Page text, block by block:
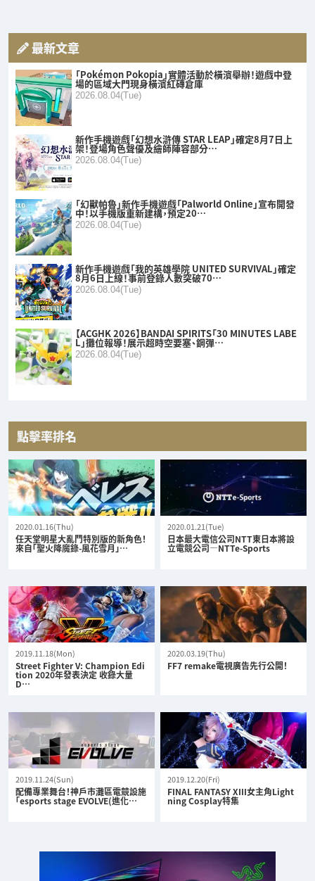
最新文章
「Pokémon Pokopia」實體活動於橫濱舉辦！遊戲中登
場的區域大門現身橫濱紅磚倉庫
2026.08.04(Tue)
新作手機遊戲「幻想水滸傳 STAR LEAP」確定8月7日上
架！登場角色聲優及繪師陣容部分…
2026.08.04(Tue)
「幻獸帕魯」新作手機遊戲「Palworld Online」宣布開發
中！以手機版重新建構，預定20…
2026.08.04(Tue)
新作手機遊戲「我的英雄學院 UNITED SURVIVAL」確定
8月6日上線！事前登錄人數突破70…
2026.08.04(Tue)
【ACGHK 2026】BANDAI SPIRITS「30 MINUTES LABE
L」攤位報導！展示超時空要塞、鋼彈…
2026.08.04(Tue)
點擊率排名
2020.01.16(Thu)
任天堂明星大亂鬥特別版的新角色！
來自「聖火降魔錄-風花雪月」…
2020.01.21(Tue)
日本最大電信公司NTT東日本將設
立電競公司—NTTe-Sports
2019.11.18(Mon)
Street Fighter V: Champion Edi
tion 2020年發表決定 收錄大量
D…
2020.03.19(Thu)
FF7 remake電視廣告先行公開！
2019.11.24(Sun)
配備專業舞台！神戶市灘區電競設施
「esports stage EVOLVE(進化…
2019.12.20(Fri)
FINAL FANTASY XIII女主角Light
ning Cosplay特集